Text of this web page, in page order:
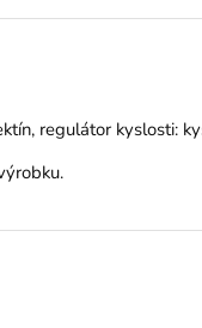
regulátor kyslosti: